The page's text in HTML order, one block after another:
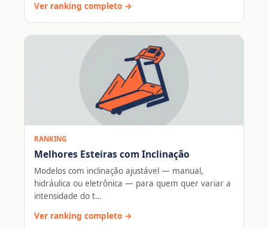
Ver ranking completo →
RANKING
Melhores Esteiras com Inclinação
Modelos com inclinação ajustável — manual,
hidráulica ou eletrônica — para quem quer variar a
intensidade do t…
Ver ranking completo →